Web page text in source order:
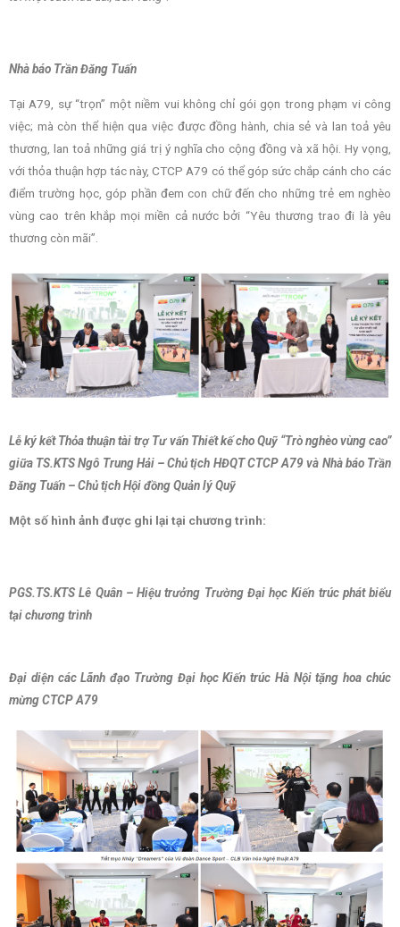
Nhà báo Trần Đăng Tuấn
Tại A79, sự “trọn” một niềm vui không chỉ gói gọn trong phạm vi công
việc; mà còn thể hiện qua việc được đồng hành, chia sẻ và lan toả yêu
thương, lan toả những giá trị ý nghĩa cho cộng đồng và xã hội. Hy vọng,
với thỏa thuận hợp tác này, CTCP A79 có thể góp sức chắp cánh cho các
điểm trường học, góp phần đem con chữ đến cho những trẻ em nghèo
vùng cao trên khắp mọi miền cả nước bởi “Yêu thương trao đi là yêu
thương còn mãi”.
Lễ ký kết Thỏa thuận tài trợ Tư vấn Thiết kế cho Quỹ “Trò nghèo vùng cao”
giữa TS.KTS Ngô Trung Hải – Chủ tịch HĐQT CTCP A79 và Nhà báo Trần
Đăng Tuấn – Chủ tịch Hội đồng Quản lý Quỹ
Một số hình ảnh được ghi lại tại chương trình:
PGS.TS.KTS Lê Quân – Hiệu trưởng Trường Đại học Kiến trúc phát biểu
tại chương trình
Đại diện các Lãnh đạo Trường Đại học Kiến trúc Hà Nội tặng hoa chúc
mừng CTCP A79